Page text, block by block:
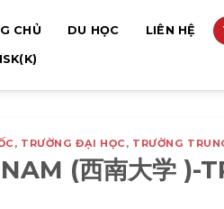
CHỦ DU HỌC LIÊN HỆ
, TRƯỜNG ĐẠI HỌC, TRƯỜNG
(西南大学 )-